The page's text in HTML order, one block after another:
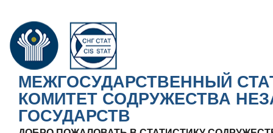
МЕЖГОСУДАРСТВЕННЫЙ
КОМИТЕТ СОДРУЖЕСТВА
ГОСУДАРСТВ